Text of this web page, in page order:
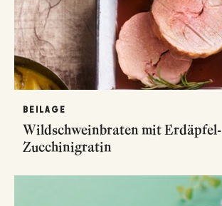
BEILAGE
Wildschweinbraten mit Erdäpfel-
Zucchinigratin